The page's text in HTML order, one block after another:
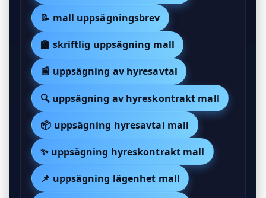
📝 mall uppsägningsbrev
🏫 skriftlig uppsägning mall
📰 uppsägning av hyresavtal
🔍 uppsägning av hyreskontrakt mall
📦 uppsägning hyresavtal mall
✨ uppsägning hyreskontrakt mall
📌 uppsägning lägenhet mall